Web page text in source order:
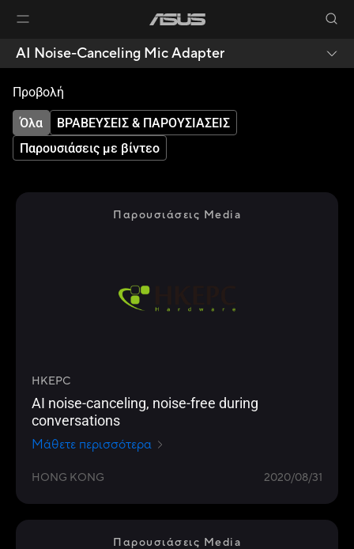
AI Noise-Canceling Mic Adapter
Προβολή
Όλα
ΒΡΑΒΕΥΣΕΙΣ & ΠΑΡΟΥΣΙΑΣΕΙΣ
Παρουσιάσεις με βίντεο
Παρουσιάσεις Media
HKEPC
AI noise-canceling, noise-free during
conversations
Μάθετε περισσότερα
HONG KONG 2020/08/31
Παρουσιάσεις Media